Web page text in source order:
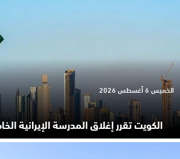
الكويت تقرر إغلاق المدرسة الإيرانية
الخميس 6 أغسطس 2026